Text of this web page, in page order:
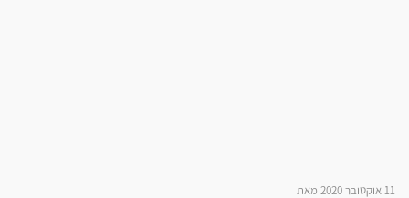
11 אוקטובר 2020 מאת